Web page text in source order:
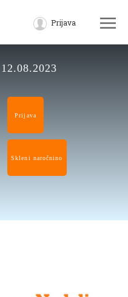
Prijava
12.08.2023
Prijava
Skleni naročnino